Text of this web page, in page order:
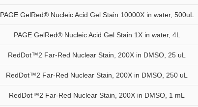
PAGE GelRed® Nucleic Acid Gel Stain 10000X in water, 500uL
PAGE GelRed® Nucleic Acid Gel Stain 1X in water, 4L
RedDot™2 Far-Red Nuclear Stain, 200X in DMSO, 25 uL
RedDot™2 Far-Red Nuclear Stain, 200X in DMSO, 250 uL
RedDot™2 Far-Red Nuclear Stain, 200X in DMSO, 1 mL